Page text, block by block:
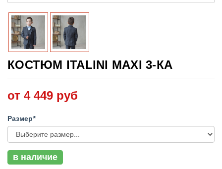
КОСТЮМ ITALINI MAXI 3-КА
от 4 449 руб
Размер*
в наличие